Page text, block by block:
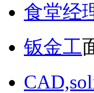
食堂经
钣金工